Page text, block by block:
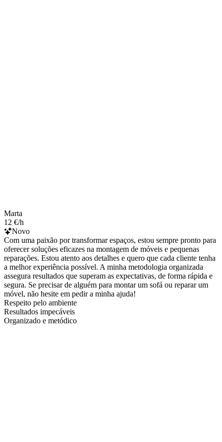
Marta
12 €/h
Novo
Com uma paixão por transformar espaços, estou sempre pronto para
oferecer soluções eficazes na montagem de móveis e pequenas
reparações. Estou atento aos detalhes e quero que cada cliente tenha
a melhor experiência possível. A minha metodologia organizada
assegura resultados que superam as expectativas, de forma rápida e
segura. Se precisar de alguém para montar um sofá ou reparar um
móvel, não hesite em pedir a minha ajuda!
Respeito pelo ambiente
Resultados impecáveis
Organizado e metódico